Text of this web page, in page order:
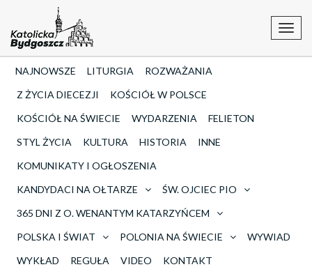
NAJNOWSZE LITURGIA
ROZWAŻANIA
Z ŻYCIA DIECEZJI
KOŚCIÓŁ W POLSCE
KOŚCIÓŁ NA ŚWIECIE
WYDARZENIA
FELIETON
STYL ŻYCIA
KULTURA HISTORIA
INNE
KOMUNIKATY I OGŁOSZENIA
KANDYDACI NA OŁTARZE
ŚW. OJCIEC PIO
365 DNI Z O. WENANTYM KATARZYŃCEM
POLSKA I ŚWIAT
POLONIA NA ŚWIECIE
WYWIAD
WYKŁAD
REGUŁA VIDEO
KONTAKT